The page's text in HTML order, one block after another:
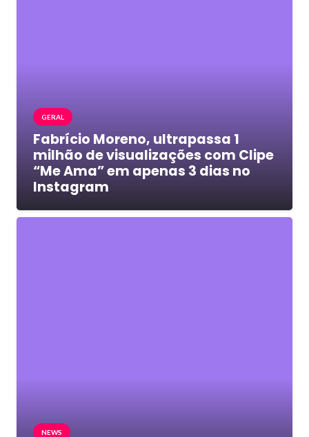
GERAL
Fabrício Moreno, ultrapassa 1
milhão de visualizações com Clipe
“Me Ama” em apenas 3 dias no
Instagram
NEWS